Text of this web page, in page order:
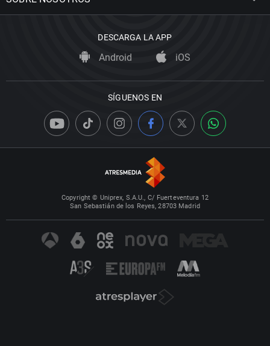
DESCARGA LA APP
Android iOS
SÍGUENOS EN
Copyright © Uniprex, S.A.U., C/ Fuerteventura 12
San Sebastián de los Reyes, 28703 Madrid